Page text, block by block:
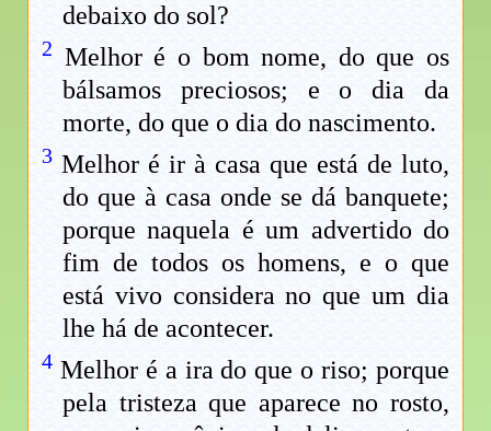
debaixo do sol?
2 Melhor é o bom nome, do que os
bálsamos preciosos; e o dia da
morte, do que o dia do nascimento.
3 Melhor é ir à casa que está de luto,
do que à casa onde se dá banquete;
porque naquela é um advertido do
fim de todos os homens, e o que
está vivo considera no que um dia
lhe há de acontecer.
4 Melhor é a ira do que o riso; porque
pela tristeza que aparece no rosto,